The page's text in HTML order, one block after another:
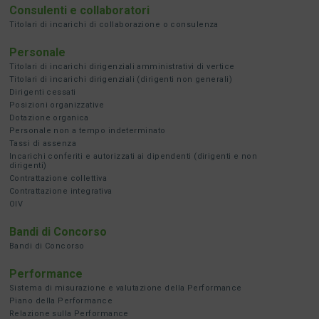
Consulenti e collaboratori
Titolari di incarichi di collaborazione o consulenza
Personale
Titolari di incarichi dirigenziali amministrativi di vertice
Titolari di incarichi dirigenziali (dirigenti non generali)
Dirigenti cessati
Posizioni organizzative
Dotazione organica
Personale non a tempo indeterminato
Tassi di assenza
Incarichi conferiti e autorizzati ai dipendenti (dirigenti e non
dirigenti)
Contrattazione collettiva
Contrattazione integrativa
OIV
Bandi di Concorso
Bandi di Concorso
Performance
Sistema di misurazione e valutazione della Performance
Piano della Performance
Relazione sulla Performance